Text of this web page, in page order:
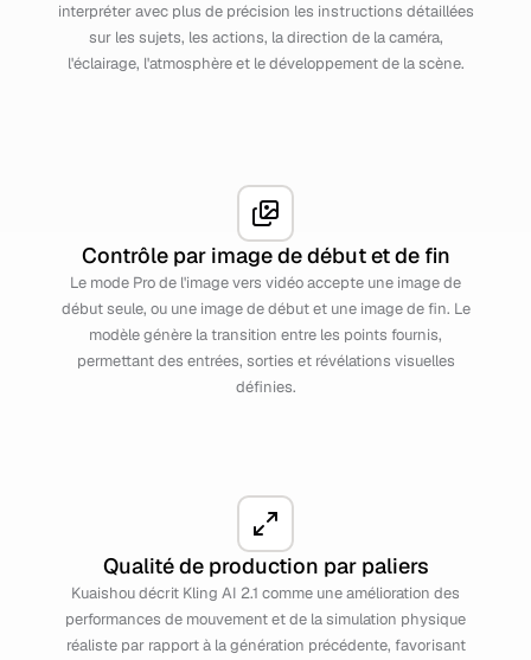
interpréter avec plus de précision les instructions détaillées
sur les sujets, les actions, la direction de la caméra,
l'éclairage, l'atmosphère et le développement de la scène.
Contrôle par image de début et de fin
Le mode Pro de l'image vers vidéo accepte une image de
début seule, ou une image de début et une image de fin. Le
modèle génère la transition entre les points fournis,
permettant des entrées, sorties et révélations visuelles
définies.
Qualité de production par paliers
Kuaishou décrit Kling AI 2.1 comme une amélioration des
performances de mouvement et de la simulation physique
réaliste par rapport à la génération précédente, favorisant